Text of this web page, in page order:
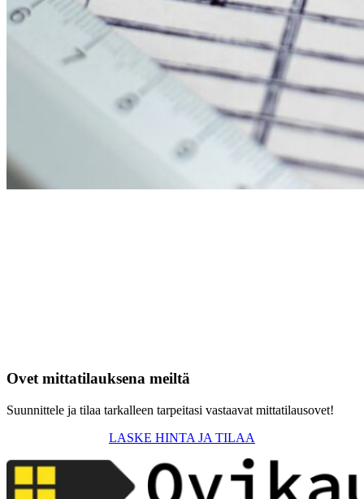
Ovet mittatilauksena meiltä
Suunnittele ja tilaa tarkalleen tarpeitasi vastaavat mittatilausovet!
LASKE HINTA JA TILAA